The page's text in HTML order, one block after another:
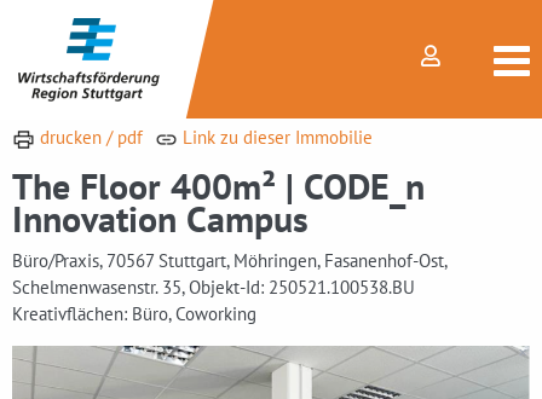
drucken / pdf Link zu dieser Immobilie
The Floor 400m² | CODE_n
Innovation Campus
Büro/Praxis, 70567 Stuttgart, Möhringen, Fasanenhof-Ost,
Schelmenwasenstr. 35, Objekt-Id: 250521.100538.BU
Kreativflächen: Büro, Coworking